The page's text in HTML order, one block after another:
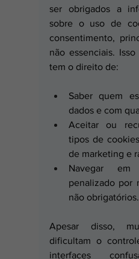
ser obrigados a
sobre o uso de
consentimento,
não essenciais.
tem o direito de:
Saber quem
dados e com
Aceitar ou
tipos de
de marketing e
Navegar
penalizado por
não obrigatórios.
Apesar disso,
dificultam o
interfaces